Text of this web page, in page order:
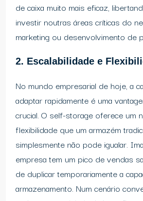
de caixa muito mais eficaz,
investir noutras áreas críticas do
marketing ou desenvolvimento de
2. Escalabilidade e
No mundo empresarial de hoje, a
adaptar rapidamente é uma
crucial. O self-storage oferece um
flexibilidade que um armazém
simplesmente não pode igualar.
empresa tem um pico de vendas
de duplicar temporariamente a
armazenamento. Num cenário